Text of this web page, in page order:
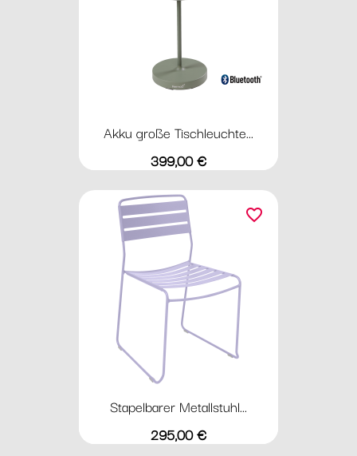
Akku große Tischleuchte...
Preis
399,00 €
Stapelbarer Metallstuhl...
Preis
295,00 €
favorite_border